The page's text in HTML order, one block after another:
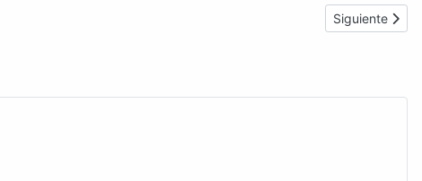
Artículo
Siguiente